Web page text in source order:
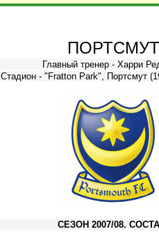
ПОРТСМУТ
Главный тренер - Харри
Стадион - "Fratton Park", Портсмут
СЕЗОН 2007/08.